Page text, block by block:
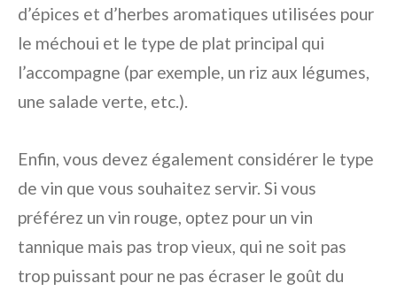
d’épices et d’herbes aromatiques utilisées pour
le méchoui et le type de plat principal qui
l’accompagne (par exemple, un riz aux légumes,
une salade verte, etc.).
Enfin, vous devez également considérer le type
de vin que vous souhaitez servir. Si vous
préférez un vin rouge, optez pour un vin
tannique mais pas trop vieux, qui ne soit pas
trop puissant pour ne pas écraser le goût du